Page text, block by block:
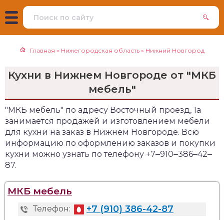
Главная » Нижегородская область » Нижний Новгород
Кухни в Нижнем Новгороде от "МКБ
мебель"
"МКБ мебель" по адресу Восточный проезд, 1а
занимается продажей и изготовлением мебели
для кухни на заказ в Нижнем Новгороде. Всю
информацию по оформлению заказов и покупки
кухни можно узнать по телефону +7‒910‒386‒42‒
87.
МКБ мебель
Телефон: +7 (910) 386-42-87